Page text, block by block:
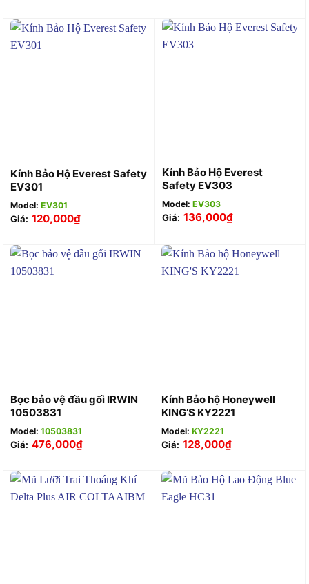
Kính Bảo Hộ Everest Safety
EV301
Model: EV301
Giá: 120,000₫
Kính Bảo Hộ Everest
Safety EV303
Model: EV303
Giá: 136,000₫
Bọc bảo vệ đầu gối IRWIN
10503831
Model: 10503831
Giá: 476,000₫
Kính Bảo hộ Honeywell
KING’S KY2221
Model: KY2221
Giá: 128,000₫